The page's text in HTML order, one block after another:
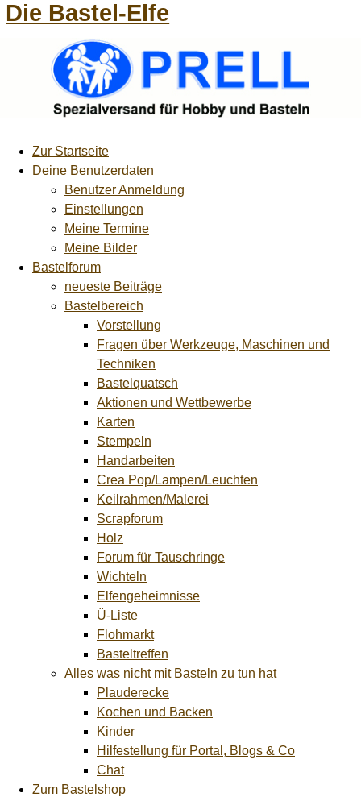
Die Bastel-Elfe
Zur Startseite
Deine Benutzerdaten
Benutzer Anmeldung
Einstellungen
Meine Termine
Meine Bilder
Bastelforum
neueste Beiträge
Bastelbereich
Vorstellung
Fragen über Werkzeuge, Maschinen und
Techniken
Bastelquatsch
Aktionen und Wettbewerbe
Karten
Stempeln
Handarbeiten
Crea Pop/Lampen/Leuchten
Keilrahmen/Malerei
Scrapforum
Holz
Forum für Tauschringe
Wichteln
Elfengeheimnisse
Ü-Liste
Flohmarkt
Basteltreffen
Alles was nicht mit Basteln zu tun hat
Plauderecke
Kochen und Backen
Kinder
Hilfestellung für Portal, Blogs & Co
Chat
Zum Bastelshop